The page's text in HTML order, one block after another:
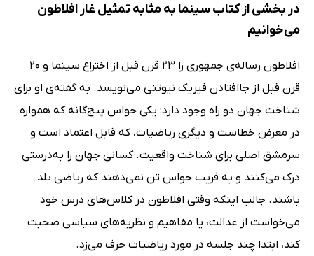
در بخشی از کتاب سینما به مثابه تمثیل غار افلاطون
می‌خوانیم
افلاطون رساله‌ی جمهوری را 23 قرن قبل از اختراع سینما و 20
قرن قبل از جاافتادن فیزیک نیوتنی می‌نویسد. به گفته‌ی او برای
شناخت جهان دو راه وجود دارد: یکی حواس پنج‌گانه که همواره
در معرض خطاست و دیگری ریاضیات، که قابل اعتماد است و
سرمشق اصلی برای شناخت واقعیت. کسانی جهان را به‌درستی
درک می‌کنند و به فریب حواس تن نمی‌دهند که ریاضی بلد
باشند. جالب اینکه وقتی افلاطون در کلاس‌های درس خود
می‌خواست از عدالت، یا مفاهیم و نظریه‌های سیاسی صحبت
کند، ابتدا چند جلسه در مورد ریاضیات حرف می‌زد.